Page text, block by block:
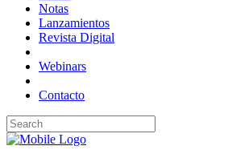
Notas
Lanzamientos
Revista Digital
Webinars
Contacto